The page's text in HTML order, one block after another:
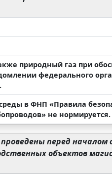
природный газ при
федерального
в ФНП «Правила
не нормируется.
перед началом
объектов